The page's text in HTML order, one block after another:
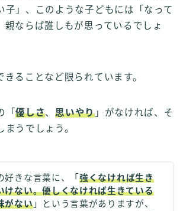
子」、このような子どもには「なって
親ならば誰しもが思っているでしょ
きることなど限られています。
「優しさ、思いやり」がなければ、そ
うでしょう。
好きな言葉に、「 強くなければ生き
けない。優しくなければ生きている
がない」という言葉がありますが、